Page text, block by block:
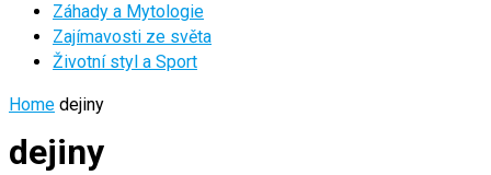
Záhady a Mytologie
Zajímavosti ze světa
Životní styl a Sport
Home dejiny
dejiny